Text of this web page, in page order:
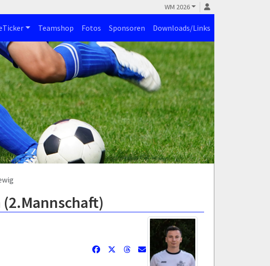
WM 2026
Teamshop Fotos Sponsoren Downloads/Links